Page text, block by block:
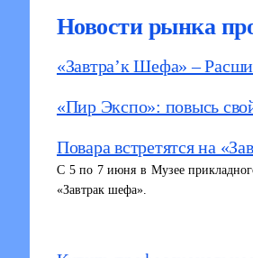
Новости рынка
«Завтра’к Шефа» –
«Пир Экспо»: повысь
Повара встретятся на
С 5 по 7 июня в Музее
«Завтрак шефа».